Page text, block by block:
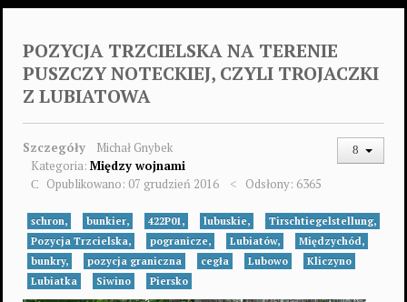
POZYCJA TRZCIELSKA NA TERENIE
PUSZCZY NOTECKIEJ, CZYLI TROJACZKI
Z LUBIATOWA
Szczegóły
Michał Gnybek
Kategoria: Między wojnami
Opublikowano: 07 grudzień 2016
Odsłony: 6365
schron, bunkier, 422P01, lubuskie,
Tirschtiegelstellung,
Pozycja Trzcielska,
pogranicze, Lubiatów,
Międzychód,
bunkry,
pozycja graniczna cegła Lubowo
Kliczyno
Lubiatka
Siwino Piersko